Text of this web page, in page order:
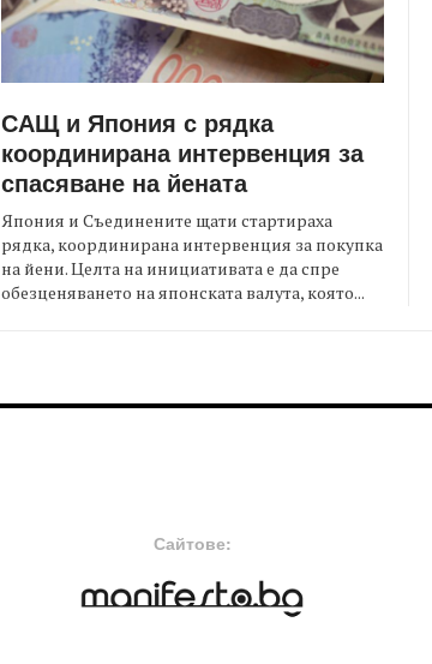
САЩ и Япония с рядка
координирана интервенция за
спасяване на йената
Япония и Съединените щати стартираха
рядка, координирана интервенция за покупка
на йени. Целта на инициативата е да спре
обезценяването на японската валута, която...
Сайтове: